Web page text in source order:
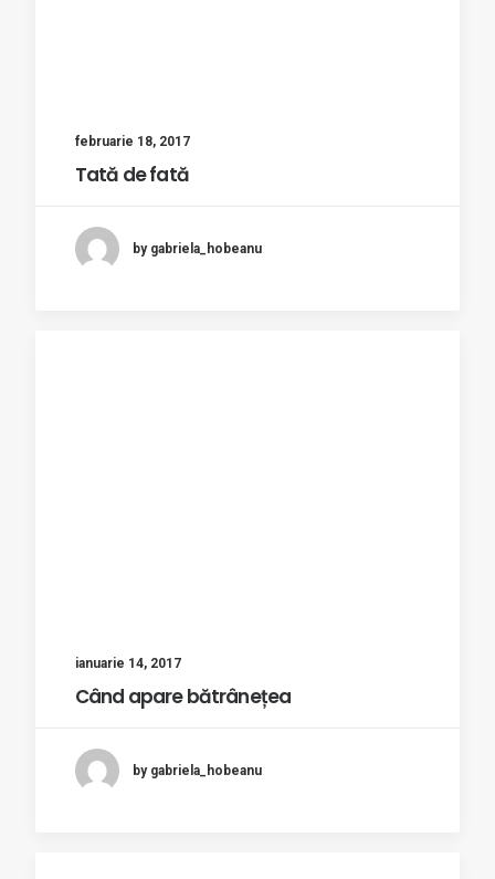
februarie 18, 2017
Tată de fată
by gabriela_hobeanu
ianuarie 14, 2017
Când apare bătrânețea
by gabriela_hobeanu